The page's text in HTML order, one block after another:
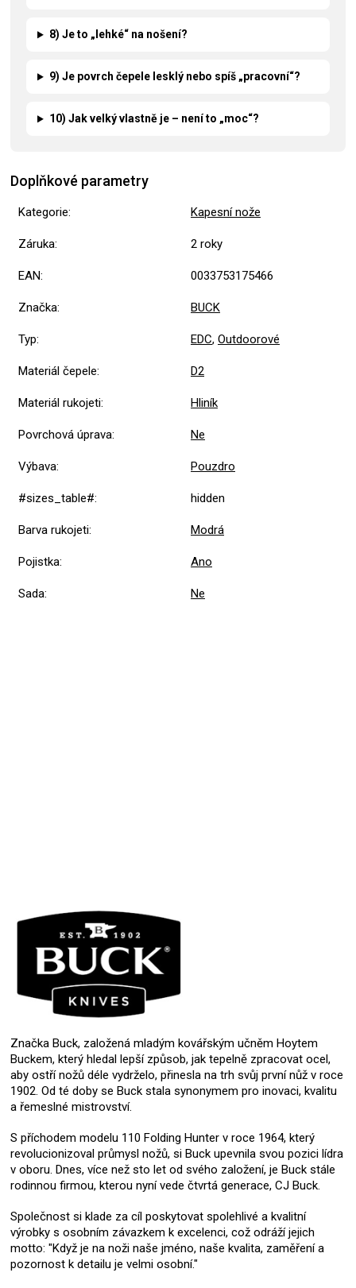
8) Je to „lehké“ na nošení?
9) Je povrch čepele lesklý nebo spíš „pracovní“?
10) Jak velký vlastně je – není to „moc“?
Doplňkové parametry
Kategorie: Kapesní nože
Záruka: 2 roky
EAN: 0033753175466
Značka: BUCK
Typ: EDC, Outdoorové
Materiál čepele: D2
Materiál rukojeti: Hliník
Povrchová úprava: Ne
Výbava: Pouzdro
#sizes_table#: hidden
Barva rukojeti: Modrá
Pojistka: Ano
Sada: Ne
Značka Buck, založená mladým kovářským učněm Hoytem
Buckem, který hledal lepší způsob, jak tepelně zpracovat ocel,
aby ostří nožů déle vydrželo, přinesla na trh svůj první nůž v roce
1902. Od té doby se Buck stala synonymem pro inovaci, kvalitu
a řemeslné mistrovství.
S příchodem modelu 110 Folding Hunter v roce 1964, který
revolucionizoval průmysl nožů, si Buck upevnila svou pozici lídra
v oboru. Dnes, více než sto let od svého založení, je Buck stále
rodinnou firmou, kterou nyní vede čtvrtá generace, CJ Buck.
Společnost si klade za cíl poskytovat spolehlivé a kvalitní
výrobky s osobním závazkem k excelenci, což odráží jejich
motto: "Když je na noži naše jméno, naše kvalita, zaměření a
pozornost k detailu je velmi osobní."